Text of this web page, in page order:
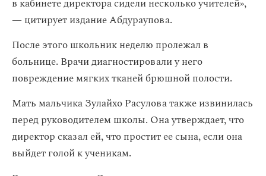
в кабинете директора сидели несколько учителей»,
— цитирует издание Абдураупова.
После этого школьник неделю пролежал в
больнице. Врачи диагностировали у него
повреждение мягких тканей брюшной полости.
Мать мальчика Зулайхо Расулова также извинилась
перед руководителем школы. Она утверждает, что
директор сказал ей, что простит ее сына, если она
выйдет голой к ученикам.